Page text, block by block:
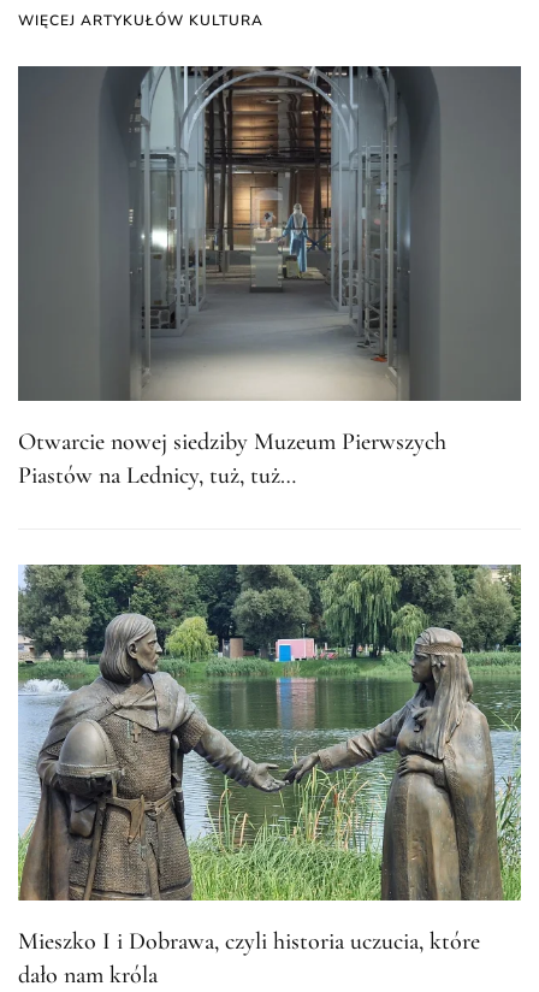
WIĘCEJ ARTYKUŁÓW KULTURA
Otwarcie nowej siedziby Muzeum Pierwszych
Piastów na Lednicy, tuż, tuż…
Mieszko I i Dobrawa, czyli historia uczucia, które
dało nam króla